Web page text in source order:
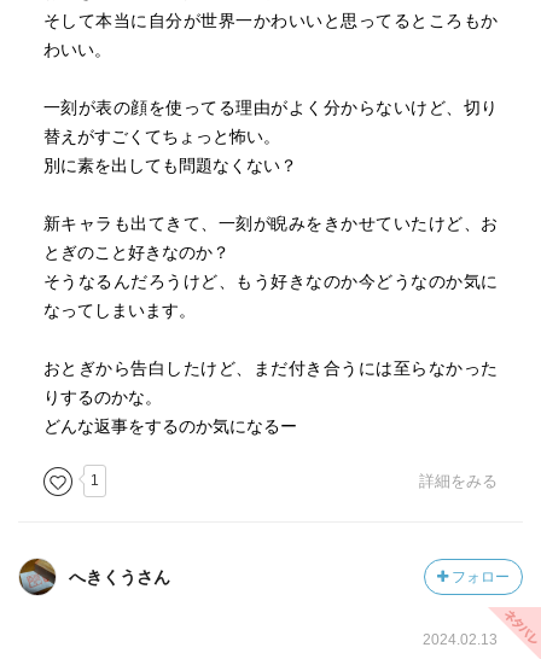
そして本当に自分が世界一かわいいと思ってるところもか
わいい。
一刻が表の顔を使ってる理由がよく分からないけど、切り
替えがすごくてちょっと怖い。
別に素を出しても問題なくない？
新キャラも出てきて、一刻が睨みをきかせていたけど、お
とぎのこと好きなのか？
そうなるんだろうけど、もう好きなのか今どうなのか気に
なってしまいます。
おとぎから告白したけど、まだ付き合うには至らなかった
りするのかな。
どんな返事をするのか気になるー
1 詳細をみる
へきくうさん フォロー
2024.02.13